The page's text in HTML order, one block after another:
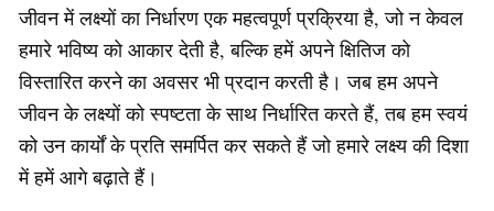
जीवन में लक्ष्यों का निर्धारण एक महत्वपूर्ण प्रक्रिया है, जो न केवल
हमारे भविष्य को आकार देती है, बल्कि हमें अपने क्षितिज को
विस्तारित करने का अवसर भी प्रदान करती है। जब हम अपने
जीवन के लक्ष्यों को स्पष्टता के साथ निर्धारित करते हैं, तब हम स्वयं
को उन कार्यों के प्रति समर्पित कर सकते हैं जो हमारे लक्ष्य की दिशा
में हमें आगे बढ़ाते हैं।